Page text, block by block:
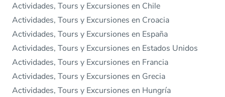
Actividades, Tours y Excursiones en Chile
Actividades, Tours y Excursiones en Croacia
Actividades, Tours y Excursiones en España
Actividades, Tours y Excursiones en Estados Unidos
Actividades, Tours y Excursiones en Francia
Actividades, Tours y Excursiones en Grecia
Actividades, Tours y Excursiones en Hungría